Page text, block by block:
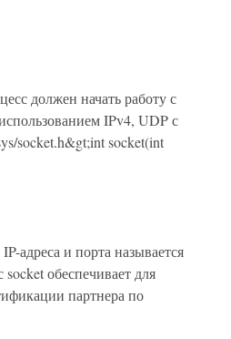
должен начать работу с
IPv4, UDP с
socket.h&gt;int socket(int
адреса и порта называется
обеспечивает для
партнера по